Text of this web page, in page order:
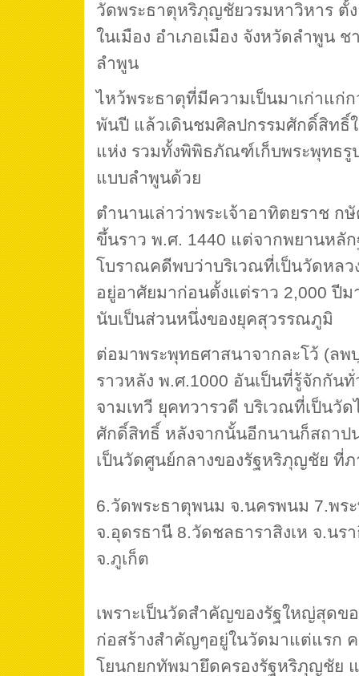
วัดพระธาตุหริภุญชัยวรมหาวิหาร ตั้
ในเมือง อำเภอเมือง จังหวัดลำพูน ช
ลำพูน
ไหว้พระธาตุที่มีความเป็นมาเก่าแก่ก
พันปี แล้วเดินชมศิลปกรรมศักดิ์สิทธิ์
แห่ง รวมทั้งพิพิธภัณฑ์เก็บพระพุทธ
แบบลำพูนด้วย
ตำนานเล่าว่าพระเจ้าอาทิตยราช ก
ขึ้นราว พ.ศ. 1440 แต่จากพยานหลั
โบราณคดีพบว่าบริเวณที่เป็นวัดหลว
อยู่อาศัยมาก่อนตั้งแต่ราว 2,000 ปี
นับเป็นส่วนหนึ่งของยุคสุวรรณภูมิ
ต่อมาพระพุทธศาสนาจากละโว้ (ลพ
ราวหลัง พ.ศ.1000 อันเป็นที่รู้จักกัน
จามเทวี ยุคทวารวดี บริเวณที่เป็นวั
ศักดิ์สิทธิ์ หลังจากนั้นอีกนานก็สถาป
เป็นวัดศูนย์กลางของรัฐหริภุญชัย ที่
6.วัดพระธาตุพนม จ.นครพนม 7.พร
จ.อุดรธานี 8.วัดชลธาราสิงเห จ.นร
จ.ภูเก็ต
เพราะเป็นวัดสำคัญของรัฐใหญ่สุดข
ก่อสร้างสำคัญๆอยู่ในวัดมาแต่แรก
โยนกยกทัพมายึดครองรัฐหริภุญชัย แ